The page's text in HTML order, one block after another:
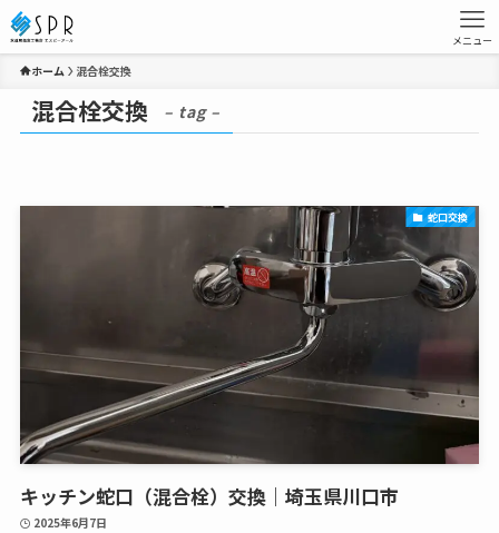
メニュー
ホーム 混合栓交換
混合栓交換 – tag –
蛇口交換
キッチン蛇口（混合栓）交換｜埼玉県川口市
2025年6月7日